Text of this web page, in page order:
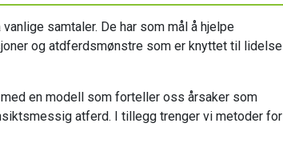
samtaler. De har som mål å hjelpe
og atdferdsmønstre som er knyttet til lidelse
en modell som forteller oss årsaker som
atferd. I tillegg trenger vi metoder for